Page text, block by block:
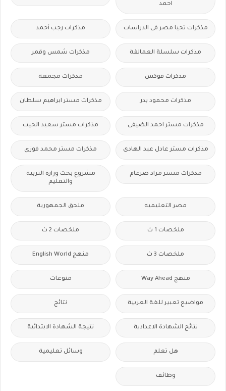
احمد
مذكرات تحيا مصر فى الدراسات مذكرات رجب أحمد
مذكرات سلسلة العمالقة مذكرات شمس وقمر
مذكرات فوكس مذكرات مجمعة
مذكرات محمود بدر مذكرات مستر ابراهيم سلطان
مذكرات مستر احمد الضيفى مذكرات مستر سعيد الحيت
مذكرات مستر عادل عبد الهادى مذكرات مستر محمد فوزي
مذكرات مستر مراد ضرغام
مشروع بحث وزارة التربية
والتعليم
مصر التعليميه ملحق الجمهورية
ملخصات 1 ث ملخصات 2 ث
ملخصات 3 ث منهج English World
منهج Way Ahead منوعات
مواضيع تعبير للغة العربية نتائج
نتائج الشهادة الاعدادية نتيجة الشهادة الابتدائية
هل تعلم وسائل تعليمية
وظائف